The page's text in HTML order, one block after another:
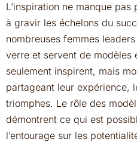
L’inspiration ne manque
à gravir les échelons du
nombreuses femmes
verre et servent de modèles
seulement inspirent, mais
partageant leur expérience,
triomphes. Le rôle des
démontrent ce qui est
l’entourage sur les